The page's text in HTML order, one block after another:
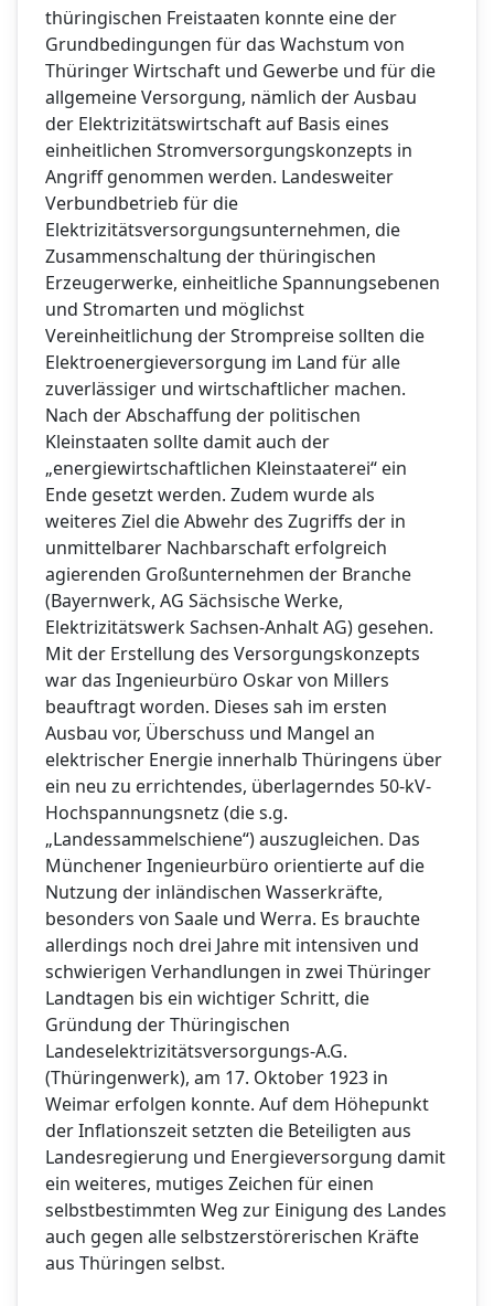
thüringischen Freistaaten konnte eine der
Grundbedingungen für das Wachstum von
Thüringer Wirtschaft und Gewerbe und für die
allgemeine Versorgung, nämlich der Ausbau
der Elektrizitätswirtschaft auf Basis eines
einheitlichen Stromversorgungskonzepts in
Angriff genommen werden. Landesweiter
Verbundbetrieb für die
Elektrizitätsversorgungsunternehmen, die
Zusammenschaltung der thüringischen
Erzeugerwerke, einheitliche Spannungsebenen
und Stromarten und möglichst
Vereinheitlichung der Strompreise sollten die
Elektroenergieversorgung im Land für alle
zuverlässiger und wirtschaftlicher machen.
Nach der Abschaffung der politischen
Kleinstaaten sollte damit auch der
„energiewirtschaftlichen Kleinstaaterei“ ein
Ende gesetzt werden. Zudem wurde als
weiteres Ziel die Abwehr des Zugriffs der in
unmittelbarer Nachbarschaft erfolgreich
agierenden Großunternehmen der Branche
(Bayernwerk, AG Sächsische Werke,
Elektrizitätswerk Sachsen-Anhalt AG) gesehen.
Mit der Erstellung des Versorgungskonzepts
war das Ingenieurbüro Oskar von Millers
beauftragt worden. Dieses sah im ersten
Ausbau vor, Überschuss und Mangel an
elektrischer Energie innerhalb Thüringens über
ein neu zu errichtendes, überlagerndes 50-kV-
Hochspannungsnetz (die s.g.
„Landessammelschiene“) auszugleichen. Das
Münchener Ingenieurbüro orientierte auf die
Nutzung der inländischen Wasserkräfte,
besonders von Saale und Werra. Es brauchte
allerdings noch drei Jahre mit intensiven und
schwierigen Verhandlungen in zwei Thüringer
Landtagen bis ein wichtiger Schritt, die
Gründung der Thüringischen
Landeselektrizitätsversorgungs-A.G.
(Thüringenwerk), am 17. Oktober 1923 in
Weimar erfolgen konnte. Auf dem Höhepunkt
der Inflationszeit setzten die Beteiligten aus
Landesregierung und Energieversorgung damit
ein weiteres, mutiges Zeichen für einen
selbstbestimmten Weg zur Einigung des Landes
auch gegen alle selbstzerstörerischen Kräfte
aus Thüringen selbst.